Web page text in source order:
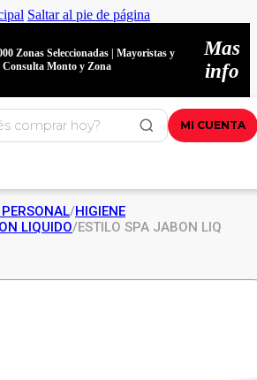
Saltar al pie de página
Zonas Seleccionadas | Mayoristas y
Consulta Monto y Zona
Mas
info
MI CUENTA
/HIGIENE
LIQUIDO/ESTILO SPA JABON LIQ